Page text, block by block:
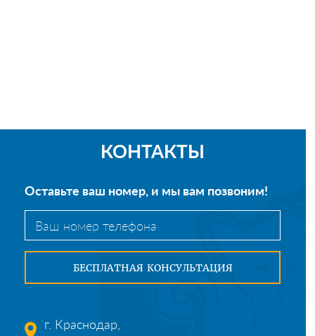
КОНТАКТЫ
Оставьте ваш номер, и мы вам позвоним!
г. Краснодар,